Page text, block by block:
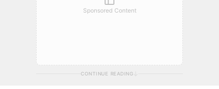
Sponsored Content
CONTINUE READING